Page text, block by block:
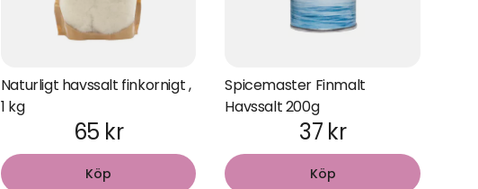
Naturligt havssalt finkornigt ,
1 kg
65 kr
Köp
Spicemaster Finmalt
Havssalt 200g
37 kr
Köp